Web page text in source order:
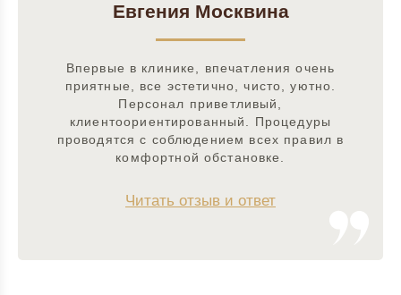
Евгения Москвина
Впервые в клинике, впечатления очень
приятные, все эстетично, чисто, уютно.
Персонал приветливый,
клиентоориентированный. Процедуры
проводятся с соблюдением всех правил в
комфортной обстановке.
Читать отзыв и ответ